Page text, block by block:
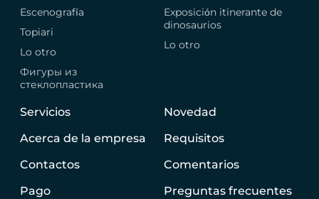
Escenografía
Topiari
Lo otro
Фигуры из
стеклопластика
Exposición itinerante de
dinosaurios
Lo otro
Servicios
Acerca de la empresa
Contactos
Pago
Novedad
Requisitos
Comentarios
Preguntas frecuentes